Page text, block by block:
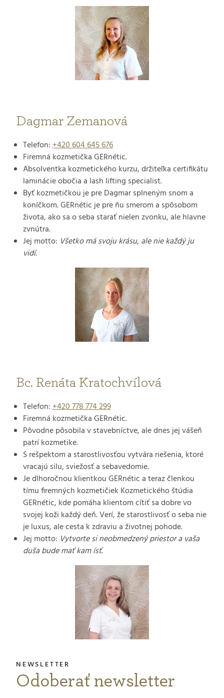
Dagmar Zemanová
Telefon:+420 604 645 676
Firemná kozmetička GERnétic.
Absolventka kozmetického kurzu, držiteľka certifikátu
laminácie obočia a lash lifting specialist.
Byť kozmetičkou je pre Dagmar splneným snom a
koníčkom. GERnétic je pre ňu smerom a spôsobom
života, ako sa o seba starať nielen zvonku, ale hlavne
zvnútra.
Jej motto: Všetko má svoju krásu, ale nie každý ju
vidí.
Bc. Renáta Kratochvílová
Telefon:+420 778 774 299
Firemná kozmetička GERnétic.
Pôvodne pôsobila v stavebníctve, ale dnes jej vášeň
patrí kozmetike.
S rešpektom a starostlivosťou vytvára riešenia, ktoré
vracajú silu, sviežosť a sebavedomie.
Je dlhoročnou klientkou GERnétic a teraz členkou
tímu firemných kozmetičiek Kozmetického štúdia
GERnétic, kde pomáha klientom cítiť sa dobre vo
svojej koži každý deň. Verí, že starostlivosť o seba nie
je luxus, ale cesta k zdraviu a životnej pohode.
Jej motto: Vytvorte si neobmedzený priestor a vaša
duša bude mať kam ísť.
Odoberať newsletter